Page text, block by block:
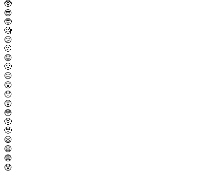
🥸
😎
🤓
🧐
😕
🫤
😟
🙁
☹️
😮
😯
😲
😳
🥺
🥹
😦
😧
😨
😰